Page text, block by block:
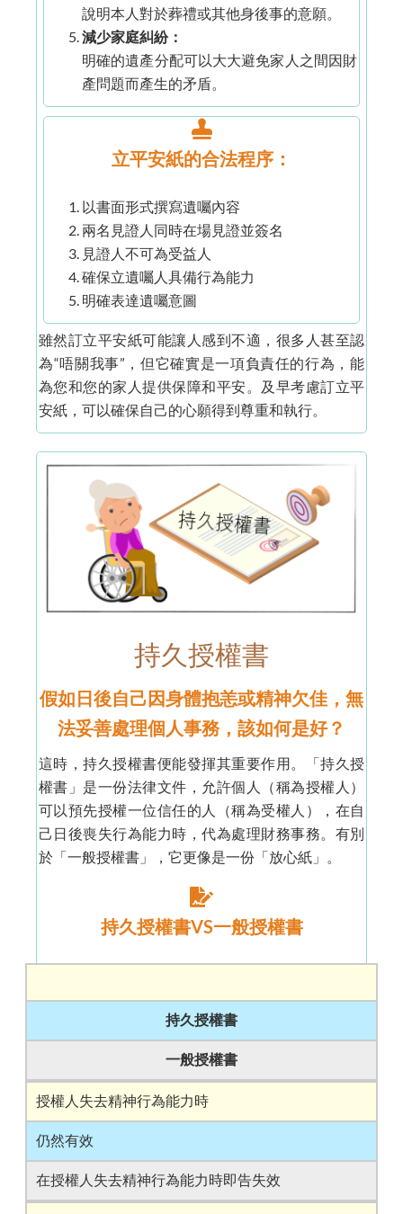
說明本人對於葬禮或其他身後事的意願。
減少家庭糾紛：
明確的遺產分配可以大大避免家人之間因財
產問題而產生的矛盾。
立平安紙的合法程序：
以書面形式撰寫遺囑內容
兩名見證人同時在場見證並簽名
見證人不可為受益人
確保立遺囑人具備行為能力
明確表達遺囑意圖
雖然訂立平安紙可能讓人感到不適，很多人甚至認
為“唔關我事”，但它確實是一項負責任的行為，能
為您和您的家人提供保障和平安。及早考慮訂立平
安紙，可以確保自己的心願得到尊重和執行。
持久授權書
假如日後自己因身體抱恙或精神欠佳，無
法妥善處理個人事務，該如何是好？
這時，持久授權書便能發揮其重要作用。「持久授
權書」是一份法律文件，允許個人（稱為授權人）
可以預先授權一位信任的人（稱為受權人），在自
己日後喪失行為能力時，代為處理財務事務。 有別
於「一般授權書」，它更像是一份「放心紙」。
持久授權書VS一般授權書
持久授權書
一般授權書
授權人失去精神行為能力時
仍然有效
在授權人失去精神行為能力時即告失效